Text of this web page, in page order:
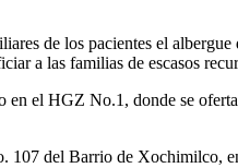
de los pacientes el
a las familias de escasos
el HGZ No.1, donde se
107 del Barrio de Xochimilco,